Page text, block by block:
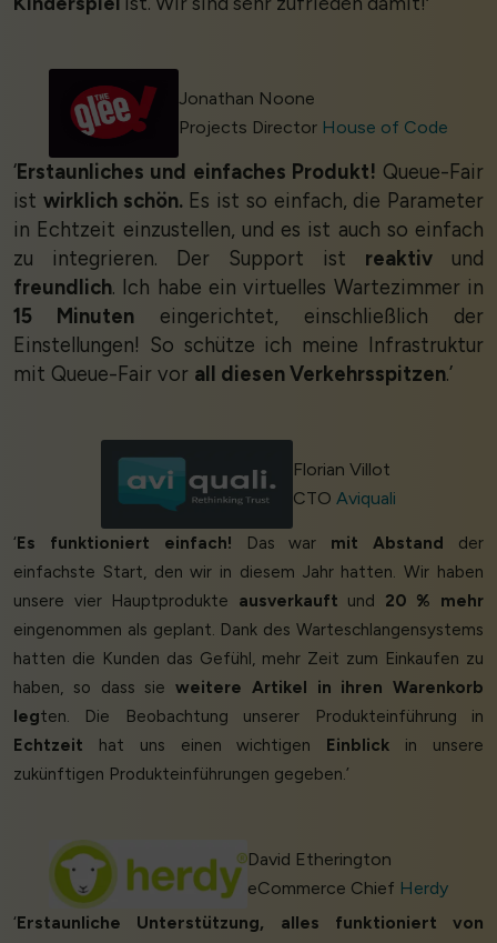
Jonathan Noone
Projects Director House of Code
‘Erstaunliches und einfaches Produkt! Queue-Fair
ist wirklich schön.Es ist so einfach, die Parameter
in Echtzeit einzustellen, und es ist auch so einfach
zu integrieren. Der Support ist reaktiv und
freundlich. Ich habe ein virtuelles Wartezimmer in
15 Minuten eingerichtet, einschließlich der
Einstellungen! So schütze ich meine Infrastruktur
mit Queue-Fair vor all diesen Verkehrsspitzen.’
Florian Villot
CTO Aviquali
‘Es funktioniert einfach! Das war mit Abstand der
einfachste Start, den wir in diesem Jahr hatten. Wir haben
unsere vier Hauptprodukte ausverkauft und 20 % mehr
eingenommen als geplant. Dank des Warteschlangensystems
hatten die Kunden das Gefühl, mehr Zeit zum Einkaufen zu
haben, so dass sie weitere Artikel in ihren Warenkorb
legten. Die Beobachtung unserer Produkteinführung in
Echtzeit hat uns einen wichtigen Einblick in unsere
zukünftigen Produkteinführungen gegeben.’
David Etherington
eCommerce Chief Herdy
‘Erstaunliche Unterstützung, alles funktioniert von